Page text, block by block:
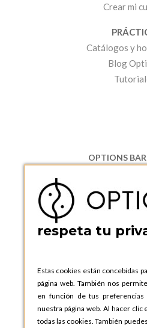
Crear mi
Catálogos y
Blog
OPTIONS
08130 Santa Perpetua de
ESPAñA
Teléfono:
+34
OPTIONS
ESPAñA
Teléfono:+34
OPTIONS
C. Lucio Emilio
respeta tu
Estas cookies están concebidas
página web. También nos
en función de tus
nuestra página web. Al hacer clic
todas las cookies. También